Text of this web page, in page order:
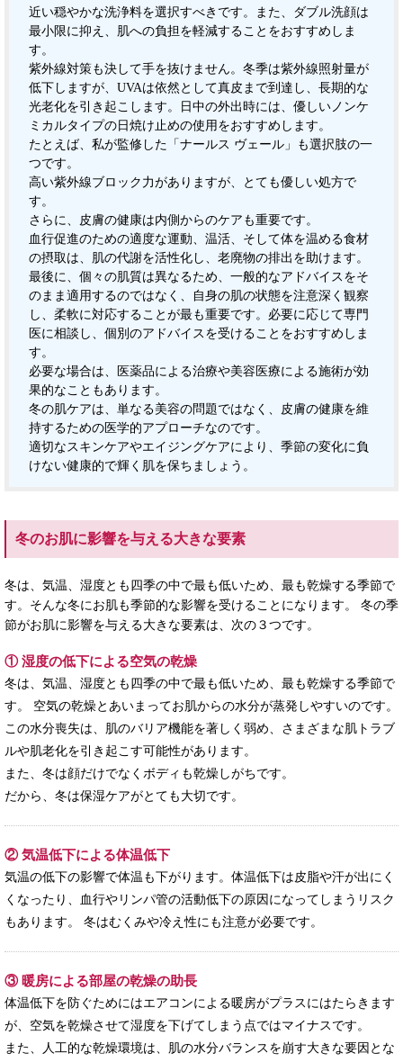
近い穏やかな洗浄料を選択すべきです。また、ダブル洗顔は
最小限に抑え、肌への負担を軽減することをおすすめしま
す。
紫外線対策も決して手を抜けません。冬季は紫外線照射量が
低下しますが、UVAは依然として真皮まで到達し、長期的な
光老化を引き起こします。日中の外出時には、優しいノンケ
ミカルタイプの日焼け止めの使用をおすすめします。
たとえば、私が監修した「ナールス ヴェール」も選択肢の一
つです。
高い紫外線ブロック力がありますが、とても優しい処方で
す。
さらに、皮膚の健康は内側からのケアも重要です。
血行促進のための適度な運動、温活、そして体を温める食材
の摂取は、肌の代謝を活性化し、老廃物の排出を助けます。
最後に、個々の肌質は異なるため、一般的なアドバイスをそ
のまま適用するのではなく、自身の肌の状態を注意深く観察
し、柔軟に対応することが最も重要です。必要に応じて専門
医に相談し、個別のアドバイスを受けることをおすすめしま
す。
必要な場合は、医薬品による治療や美容医療による施術が効
果的なこともあります。
冬の肌ケアは、単なる美容の問題ではなく、皮膚の健康を維
持するための医学的アプローチなのです。
適切なスキンケアやエイジングケアにより、季節の変化に負
けない健康的で輝く肌を保ちましょう。
冬のお肌に影響を与える大きな要素
冬は、気温、湿度とも四季の中で最も低いため、最も乾燥する季節で
す。そんな冬にお肌も季節的な影響を受けることになります。 冬の季
節がお肌に影響を与える大きな要素は、次の３つです。
① 湿度の低下による空気の乾燥
冬は、気温、湿度とも四季の中で最も低いため、最も乾燥する季節で
す。 空気の乾燥とあいまってお肌からの水分が蒸発しやすいのです。
この水分喪失は、肌のバリア機能を著しく弱め、さまざまな肌トラブ
ルや肌老化を引き起こす可能性があります。
また、冬は顔だけでなくボディも乾燥しがちです。
だから、冬は保湿ケアがとても大切です。
② 気温低下による体温低下
気温の低下の影響で体温も下がります。体温低下は皮脂や汗が出にく
くなったり、血行やリンパ管の活動低下の原因になってしまうリスク
もあります。 冬はむくみや冷え性にも注意が必要です。
③ 暖房による部屋の乾燥の助長
体温低下を防ぐためにはエアコンによる暖房がプラスにはたらきます
が、空気を乾燥させて湿度を下げてしまう点ではマイナスです。
また、人工的な乾燥環境は、肌の水分バランスを崩す大きな要因とな